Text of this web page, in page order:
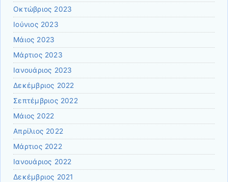
Οκτώβριος 2023
Ιούνιος 2023
Μάιος 2023
Μάρτιος 2023
Ιανουάριος 2023
Δεκέμβριος 2022
Σεπτέμβριος 2022
Μάιος 2022
Απρίλιος 2022
Μάρτιος 2022
Ιανουάριος 2022
Δεκέμβριος 2021